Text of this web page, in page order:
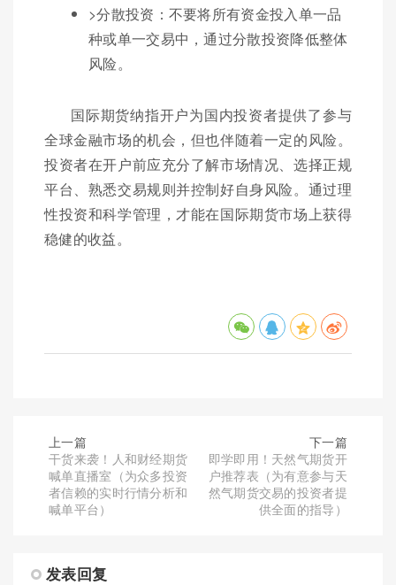
>分散投资：不要将所有资金投入单一品
种或单一交易中，通过分散投资降低整体
风险。
国际期货纳指开户为国内投资者提供了参与
全球金融市场的机会，但也伴随着一定的风险。
投资者在开户前应充分了解市场情况、选择正规
平台、熟悉交易规则并控制好自身风险。通过理
性投资和科学管理，才能在国际期货市场上获得
稳健的收益。
上一篇
干货来袭！人和财经期货
喊单直播室（为众多投资
者信赖的实时行情分析和
喊单平台）
下一篇
即学即用！天然气期货开
户推荐表（为有意参与天
然气期货交易的投资者提
供全面的指导）
发表回复